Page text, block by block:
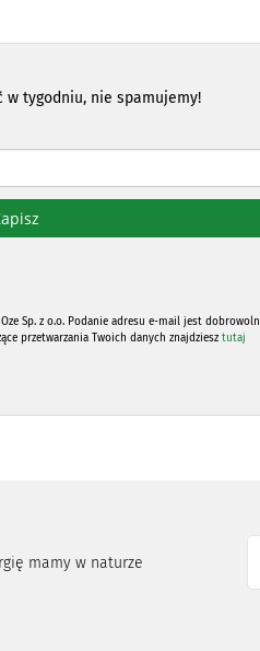
w tygodniu, nie spamujemy!
Sp. z o.o. Podanie adresu e-mail jest
przetwarzania Twoich danych znajdziesztutaj
mamy w naturze